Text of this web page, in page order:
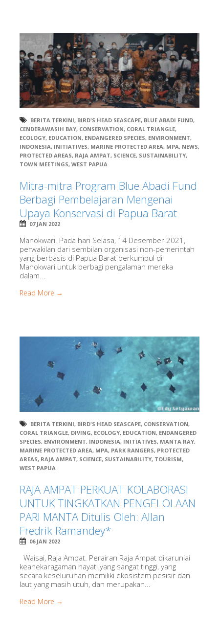
BERITA TERKINI, BIRD'S HEAD SEASCAPE, BLUE ABADI FUND,
CENDERAWASIH BAY, CONSERVATION, CORAL TRIANGLE,
ECOLOGY, EDUCATION, ENDANGERED SPECIES, ENVIRONMENT,
INDONESIA, INITIATIVES, MARINE PROTECTED AREA, MPA, NEWS,
PROTECTED AREAS, RAJA AMPAT, SCIENCE, SUSTAINABILITY,
TOWN MEETINGS, WEST PAPUA
Mitra-mitra Program Blue Abadi Fund
Berbagi Pembelajaran Mengenai
Upaya Konservasi di Papua Barat
07 JAN 2022
Manokwari. Pada hari Selasa, 14 Desember 2021,
perwakilan dari sembilan organisasi non-pemerintah
yang berbasis di Papua Barat berkumpul di
Manokwari untuk berbagi pengalaman mereka
dalam...
Read More →
BERITA TERKINI, BIRD'S HEAD SEASCAPE, CONSERVATION,
CORAL TRIANGLE, DIVING, ECOLOGY, EDUCATION, ENDANGERED
SPECIES, ENVIRONMENT, INDONESIA, INITIATIVES, MANTA RAY,
MARINE PROTECTED AREA, MPA, PARK RANGERS, PROTECTED
AREAS, RAJA AMPAT, SCIENCE, SUSTAINABILITY, TOURISM,
WEST PAPUA
RAJA AMPAT PERKUAT KOLABORASI
UNTUK TINGKATKAN PENGELOLAAN
PARI MANTA Ditulis Oleh: Allan
Fredrik Ramandey*
06 JAN 2022
Waisai, Raja Ampat. Perairan Raja Ampat dikaruniai
keanekaragaman hayati yang sangat tinggi, yang
secara keseluruhan memiliki ekosistem pesisir dan
laut yang masih utuh, dan merupakan...
Read More →